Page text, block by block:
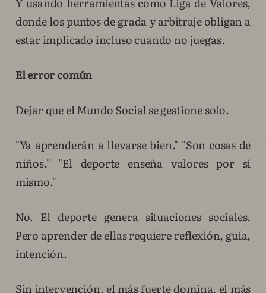
donde los puntos de grada y arbitraje obligan a
estar implicado incluso cuando no juegas.
El error común
Dejar que el Mundo Social se gestione solo.
"Ya aprenderán a llevarse bien." "Son cosas de
niños." "El deporte enseña valores por sí
mismo."
No. El deporte genera situaciones sociales.
Pero aprender de ellas requiere reflexión, guía,
intención.
Sin intervención, el más fuerte domina, el más